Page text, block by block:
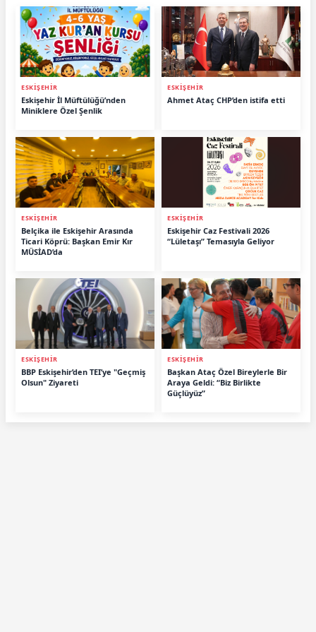
ESKİŞEHİR
Eskişehir İl Müftülüğü’nden
Miniklere Özel Şenlik
ESKİŞEHİR
Ahmet Ataç CHP’den istifa etti
ESKİŞEHİR
Belçika ile Eskişehir Arasında
Ticari Köprü: Başkan Emir Kır
MÜSİAD’da
ESKİŞEHİR
Eskişehir Caz Festivali 2026
“Lületaşı” Temasıyla Geliyor
ESKİŞEHİR
BBP Eskişehir’den TEI’ye "Geçmiş
Olsun" Ziyareti
ESKİŞEHİR
Başkan Ataç Özel Bireylerle Bir
Araya Geldi: “Biz Birlikte
Güçlüyüz”